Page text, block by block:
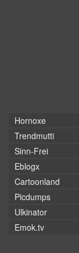
Hornoxe
Trendmutti
Sinn-Frei
Eblogx
Cartoonland
Picdumps
Ulkinator
Emok.tv